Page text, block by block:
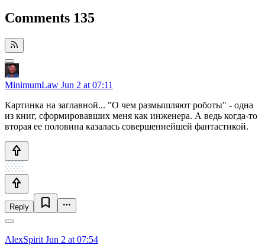
Comments 135
MinimumLaw Jun 2 at 07:11
Картинка на заглавной... "О чем размышляют роботы" - одна
из книг, сформировавших меня как инженера. А ведь когда-то
вторая ее половина казалась совершеннейшей фантастикой.
Reply
AlexSpirit Jun 2 at 07:54